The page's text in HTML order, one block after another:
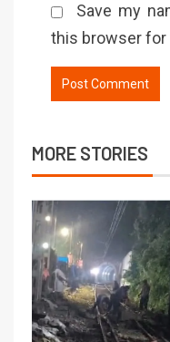
Save my
this browser
MORE STORIES